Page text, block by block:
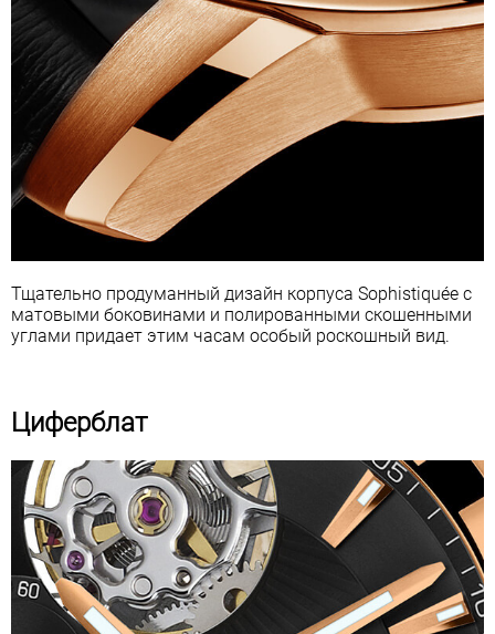
Тщательно продуманный дизайн корпуса Sophistiquée с
матовыми боковинами и полированными скошенными
углами придает этим часам особый роскошный вид.
Циферблат